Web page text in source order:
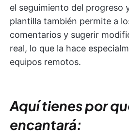
el seguimiento del progreso
plantilla también permite a
comentarios y sugerir
real, lo que la hace
equipos remotos.
Aquí tienes por
encantará: